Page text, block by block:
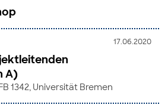
17.06.2020
A)
1342, Universität Bremen